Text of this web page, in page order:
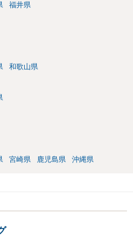
福井県
和歌山県
宮崎県 鹿児島県 沖縄県